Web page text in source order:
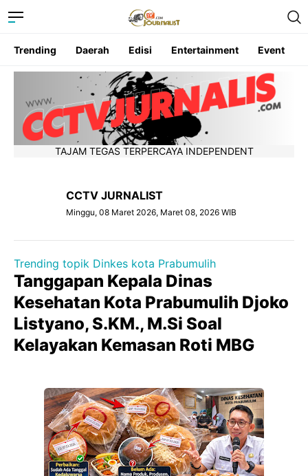
Trending Daerah Edisi Entertainment Event
TAJAM TEGAS TERPERCAYA INDEPENDENT
CCTV JURNALIST
Minggu, 08 Maret 2026, Maret 08, 2026 WIB
Trending topik Dinkes kota Prabumulih
Tanggapan Kepala Dinas
Kesehatan Kota Prabumulih Djoko
Listyano, S.KM., M.Si Soal
Kelayakan Kemasan Roti MBG